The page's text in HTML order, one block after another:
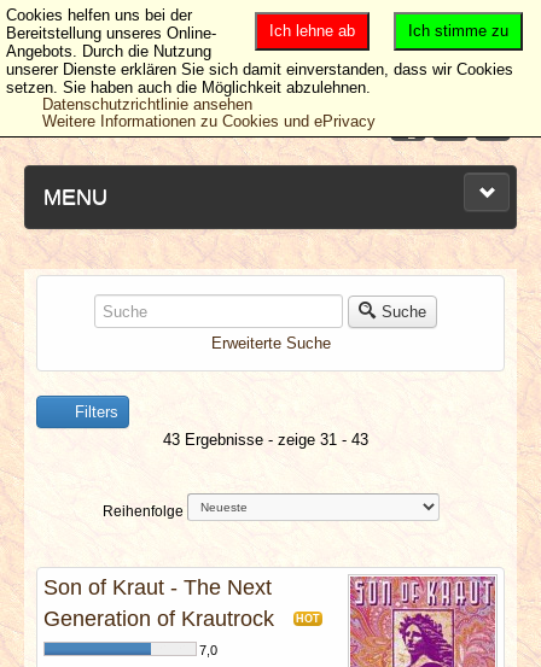
MENU
NEUESTE ARTIKEL
NEWS & DATES
BERICHTE
VERLOSUNGEN
SPECIALS
Suche
Erweiterte Suche
Filters
43 Ergebnisse - zeige 31 - 43
Reihenfolge
Son of Kraut - The Next
Generation of Krautrock
HOT
7,0
Ich stimme zu
Ich lehne ab
Cookies helfen uns bei der
Bereitstellung unseres Online-
Angebots. Durch die Nutzung
unserer Dienste erklären Sie sich damit einverstanden, dass wir Cookies
setzen. Sie haben auch die Möglichkeit abzulehnen.
Datenschutzrichtlinie ansehen
Weitere Informationen zu Cookies und ePrivacy